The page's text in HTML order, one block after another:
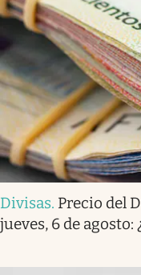
Divisas. Precio del
jueves, 6 de